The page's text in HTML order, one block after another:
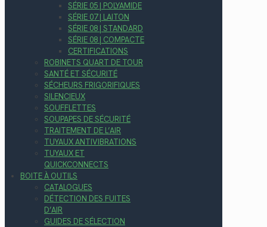
SÉRIE 05 | POLYAMIDE
SÉRIE 07 | LAITON
SÉRIE 08 | STANDARD
SÉRIE 08 | COMPACTE
CERTIFICATIONS
ROBINETS QUART DE TOUR
SANTÉ ET SÉCURITÉ
SÉCHEURS FRIGORIFIQUES
SILENCIEUX
SOUFFLETTES
SOUPAPES DE SÉCURITÉ
TRAITEMENT DE L’AIR
TUYAUX ANTIVIBRATIONS
TUYAUX ET
QUICKCONNECTS
BOITE À OUTILS
CATALOGUES
DÉTECTION DES FUITES
D’AIR
GUIDES DE SÉLECTION